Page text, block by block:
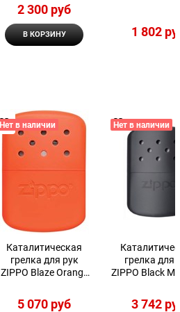
2 300 руб
В КОРЗИНУ 1 802
Нет в наличии
Каталитическая
грелка для рук
ZIPPO Blaze Orange
5 070 руб
Нет в наличии
грелка для
ZIPPO Black
3 742